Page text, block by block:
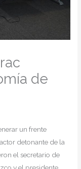
de
un frente
detonante de la
el secretario de
y el presidente